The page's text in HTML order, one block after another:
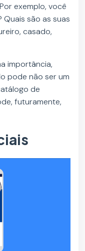
exemplo, você
são as suas
casado,
importância,
pode não ser um
de
futuramente,